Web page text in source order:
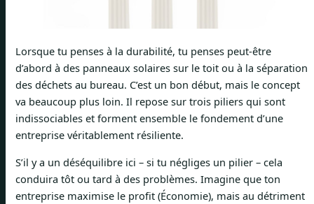
Lorsque tu penses à la durabilité, tu penses peut-être
d’abord à des panneaux solaires sur le toit ou à la séparation
des déchets au bureau. C’est un bon début, mais le concept
va beaucoup plus loin. Il repose sur trois piliers qui sont
indissociables et forment ensemble le fondement d’une
entreprise véritablement résiliente.
S’il y a un déséquilibre ici – si tu négliges un pilier – cela
conduira tôt ou tard à des problèmes. Imagine que ton
entreprise maximise le profit (Économie), mais au détriment